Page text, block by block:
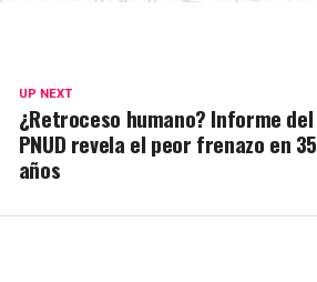
UP NEXT
¿Retroceso humano? Informe del
PNUD revela el peor frenazo en 35
años